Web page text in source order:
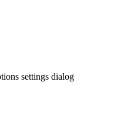
settings dialog